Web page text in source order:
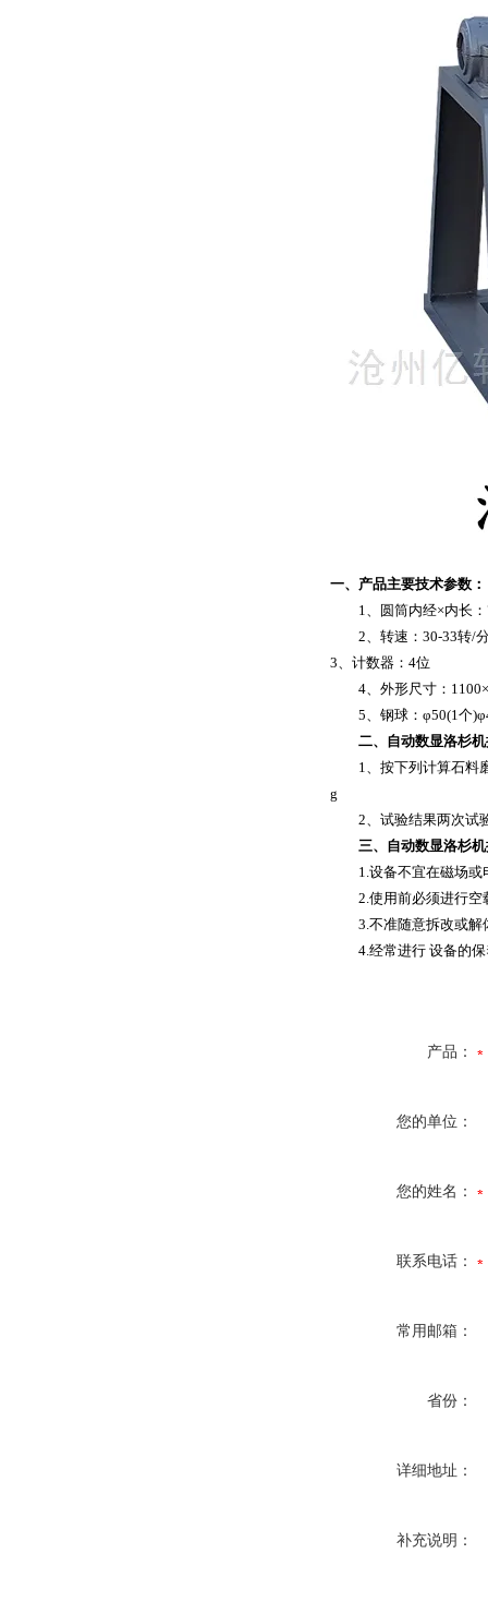
一、产品主要技术参数：
1、圆筒内经×内长：
2、转速：30-33转/
3、计数器：4位
4、外形尺寸：
5、钢球：φ50(1个
二、自动数显洛杉
1、按下列计算石料磨
g
2、试验结果两次试验
三、自动数显洛杉
1.设备不宜在磁场或电
2.使用前必须进行空
3.不准随意拆改或解体
4.经常进行 设备的保
产品：
您的单位：
您的姓名：
联系电话：
常用邮箱：
省份：
详细地址：
补充说明：